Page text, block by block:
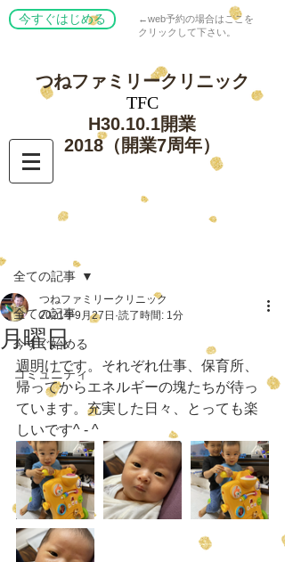
今すぐはじめる
←web予約の場合はここを
クリックして下さい。
つねファミリークリニック
​TFC
​H30.10.1開業
​2018（開業7周年）
全ての記事
今すぐ始める
コミュニティ
全ての記事
月曜日
つねファミリークリニック
2021年9月27日 読了時間: 1分
週明けです。それぞれ仕事、保育所、
帰ってからエネルギーの塊たちが待っ
ています。充実した日々、とっても楽
しいです^ - ^